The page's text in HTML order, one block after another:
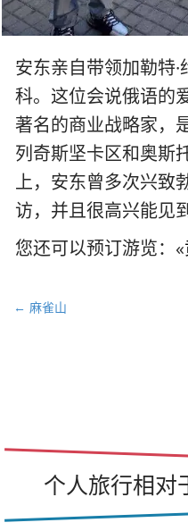
安东亲自带领加勒特
科。这位会说俄语的
著名的商业战略家，
列奇斯坚卡区和奥斯
上，安东曾多次兴致
访，并且很高兴能见
您还可以预订游览：«
文
← 麻雀山
个人旅行相对